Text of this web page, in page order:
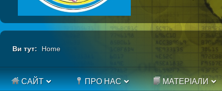
Ви тут: Home
САЙТ ПРО НАС МАТЕРІАЛИ